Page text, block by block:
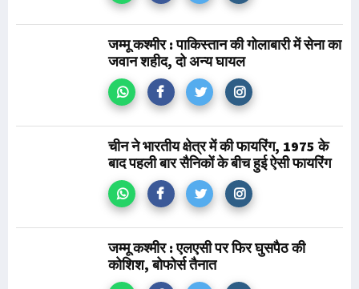
जम्मू कश्मीर : पाकिस्तान की गोलाबारी में सेना का
जवान शहीद, दो अन्य घायल
चीन ने भारतीय क्षेत्र में की फायरिंग, 1975 के
बाद पहली बार सैनिकों के बीच हुई ऐसी फायरिंग
जम्मू कश्मीर : एलएसी पर फिर घुसपैठ की
कोशिश, बोफोर्स तैनात